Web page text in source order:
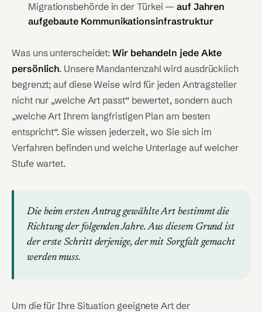
Migrationsbehörde in der Türkei —auf Jahren
aufgebaute Kommunikationsinfrastruktur
Was uns unterscheidet:Wir behandeln jede Akte
persönlich. Unsere Mandantenzahl wird ausdrücklich
begrenzt; auf diese Weise wird für jeden Antragsteller
nicht nur „welche Art passt“ bewertet, sondern auch
„welche Art Ihrem langfristigen Plan am besten
entspricht“. Sie wissen jederzeit, wo Sie sich im
Verfahren befinden und welche Unterlage auf welcher
Stufe wartet.
Die beim ersten Antrag gewählte Art bestimmt die
Richtung der folgenden Jahre. Aus diesem Grund ist
der erste Schritt derjenige, der mit Sorgfalt gemacht
werden muss.
Um die für Ihre Situation geeignete Art der